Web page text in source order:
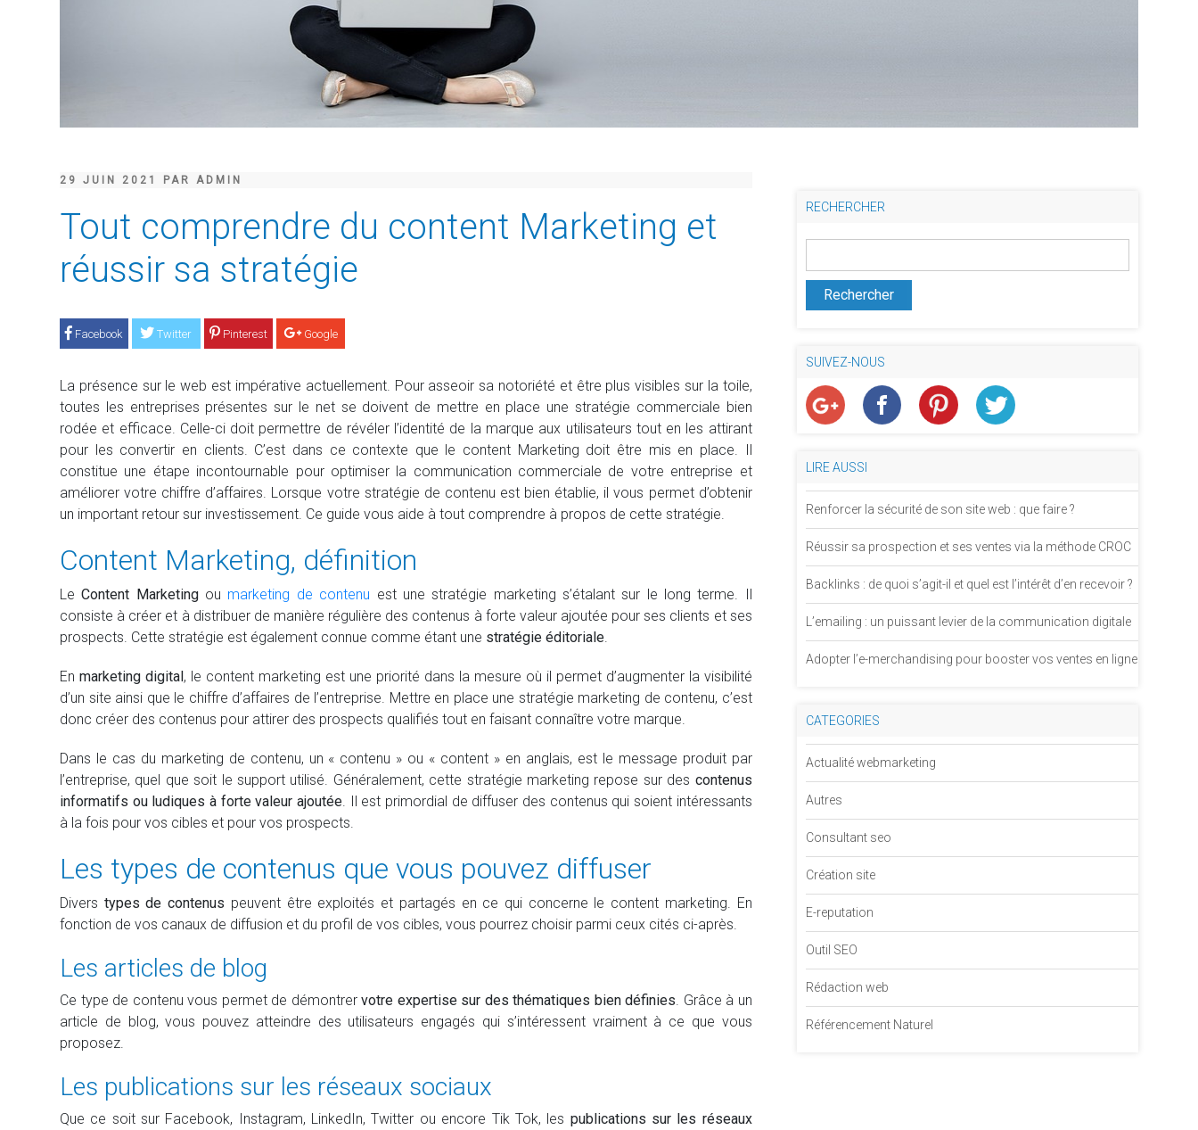
29 JUIN 2021 PAR ADMIN
Tout comprendre du content Marketing et
réussir sa stratégie
Facebook Twitter Pinterest Google
La présence sur le web est impérative actuellement. Pour asseoir sa notoriété et être plus visibles sur la toile,
toutes les entreprises présentes sur le net se doivent de mettre en place une stratégie commerciale bien
rodée et efficace. Celle-ci doit permettre de révéler l’identité de la marque aux utilisateurs tout en les attirant
pour les convertir en clients. C’est dans ce contexte que le content Marketing doit être mis en place. Il
constitue une étape incontournable pour optimiser la communication commerciale de votre entreprise et
améliorer votre chiffre d’affaires. Lorsque votre stratégie de contenu est bien établie, il vous permet d’obtenir
un important retour sur investissement. Ce guide vous aide à tout comprendre à propos de cette stratégie.
Content Marketing, définition
LeContent Marketing ou marketing de contenu est une stratégie marketing s’étalant sur le long terme. Il
consiste à créer et à distribuer de manière régulière des contenus à forte valeur ajoutée pour ses clients et ses
prospects. Cette stratégie est également connue comme étant une stratégie éditoriale
En marketing digital, le content marketing est une priorité dans la mesure où il permet d’augmenter la visibilité
d’un site ainsi que le chiffre d’affaires de l’entreprise. Mettre en place une stratégie marketing de contenu, c’est
donc créer des contenus pour attirer des prospects qualifiés tout en faisant connaître votre marque.
Dans le cas du marketing de contenu, un « contenu » ou « content » en anglais, est le message produit par
l’entreprise, quel que soit le support utilisé. Généralement, cette stratégie marketing repose sur des contenus
informatifs ou ludiques à forte valeur ajoutée . Il est primordial de diffuser des contenus qui soient intéressants
à la fois pour vos cibles et pour vos prospects.
Les types de contenus que vous pouvez diffuser
Divers types de contenus peuvent être exploités et partagés en ce qui concerne le content marketing. En
fonction de vos canaux de diffusion et du profil de vos cibles, vous pourrez choisir parmi ceux cités ci-après.
Les articles de blog
Ce type de contenu vous permet de démontrervotre expertise sur des thématiques bien définies . Grâce à un
article de blog, vous pouvez atteindre des utilisateurs engagés qui s’intéressent vraiment à ce que vous
proposez.
Les publications sur les réseaux sociaux
Que ce soit sur Facebook, Instagram, LinkedIn, Twitter ou encore Tik Tok, les publications sur les réseaux
RECHERCHER
SUIVEZ-NOUS
LIRE AUSSI
Renforcer la sécurité de son site web : que faire ?
Réussir sa prospection et ses ventes via la méthode CROC
Backlinks : de quoi s’agit-il et quel est l’intérêt d’en recevoir ?
L’emailing : un puissant levier de la communication digitale
Adopter l’e-merchandising pour booster vos ventes en ligne
CATEGORIES
Actualité webmarketing
Autres
Consultant seo
Création site
E-reputation
Outil SEO
Rédaction web
Référencement Naturel